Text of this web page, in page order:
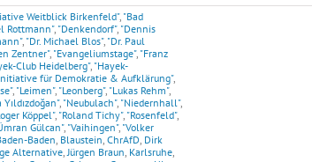
Weitblick Birkenfeld", "Bad
Rottmann", "Denkendorf", "Dennis
, "Dr. Michael Blos", "Dr. Paul
Zentner", "Evangeliumstage", "Franz
Club Heidelberg", "Hayek-
für Demokratie & Aufklärung",
, "Leimen", "Leonberg", "Lukas Rehm",
, "Neubulach", "Niedernhall",
Köppel", "Roland Tichy", "Rosenfeld",
Gülcan", "Vaihingen", "Volker
Baden, Blaustein, ChrAfD, Dirk
Alternative,Jürgen Braun, Karlsruhe,